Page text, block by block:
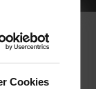
Cookies